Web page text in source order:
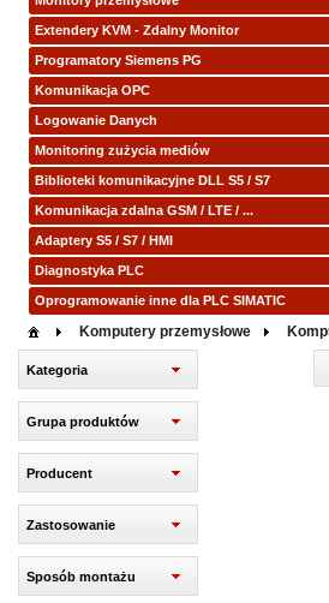
Extendery KVM - Zdalny Monitor
Programatory Siemens PG
Komunikacja OPC
Logowanie Danych
Monitoring zużycia mediów
Biblioteki komunikacyjne DLL S5 / S7
Komunikacja zdalna GSM / LTE / ...
Adaptery S5 / S7 / HMI
Diagnostyka PLC
Oprogramowanie inne dla PLC SIMATIC
Komputery przemysłowe
Kategoria
Grupa produktów
Producent
Zastosowanie
Sposób montażu